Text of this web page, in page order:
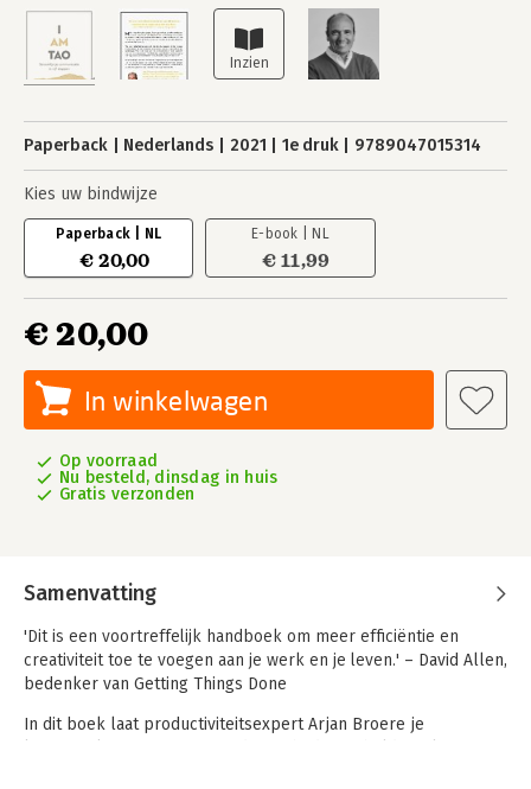
Paperback Nederlands 2021 1e druk 9789047015314
Kies uw bindwijze
Paperback | NL
€ 20,00
E-book | NL
€ 11,99
€ 20,00
In winkelwagen
Op voorraad
Nu besteld, dinsdag in huis
Gratis verzonden
Samenvatting
'Dit is een voortreffelijk handboek om meer efficiëntie en
creativiteit toe te voegen aan je werk en je leven.' – David Allen,
bedenker van Getting Things Done
In dit boek laat productiviteitsexpert Arjan Broere je